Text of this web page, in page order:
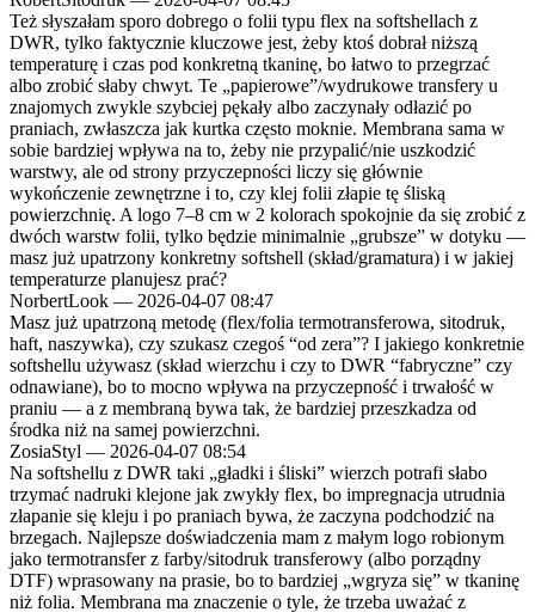
Też słyszałam sporo dobrego o folii typu flex na softshellach z
DWR, tylko faktycznie kluczowe jest, żeby ktoś dobrał niższą
temperaturę i czas pod konkretną tkaninę, bo łatwo to przegrzać
albo zrobić słaby chwyt. Te „papierowe”/wydrukowe transfery u
znajomych zwykle szybciej pękały albo zaczynały odłazić po
praniach, zwłaszcza jak kurtka często moknie. Membrana sama w
sobie bardziej wpływa na to, żeby nie przypalić/nie uszkodzić
warstwy, ale od strony przyczepności liczy się głównie
wykończenie zewnętrzne i to, czy klej folii złapie tę śliską
powierzchnię. A logo 7–8 cm w 2 kolorach spokojnie da się zrobić z
dwóch warstw folii, tylko będzie minimalnie „grubsze” w dotyku —
masz już upatrzony konkretny softshell (skład/gramatura) i w jakiej
temperaturze planujesz prać?
NorbertLook — 2026-04-07 08:47
Masz już upatrzoną metodę (flex/folia termotransferowa, sitodruk,
haft, naszywka), czy szukasz czegoś “od zera”? I jakiego konkretnie
softshellu używasz (skład wierzchu i czy to DWR “fabryczne” czy
odnawiane), bo to mocno wpływa na przyczepność i trwałość w
praniu — a z membraną bywa tak, że bardziej przeszkadza od
środka niż na samej powierzchni.
ZosiaStyl — 2026-04-07 08:54
Na softshellu z DWR taki „gładki i śliski” wierzch potrafi słabo
trzymać nadruki klejone jak zwykły flex, bo impregnacja utrudnia
złapanie się kleju i po praniach bywa, że zaczyna podchodzić na
brzegach. Najlepsze doświadczenia mam z małym logo robionym
jako termotransfer z farby/sitodruk transferowy (albo porządny
DTF) wprasowany na prasie, bo to bardziej „wgryza się” w tkaninę
niż folia. Membrana ma znaczenie o tyle, że trzeba uważać z